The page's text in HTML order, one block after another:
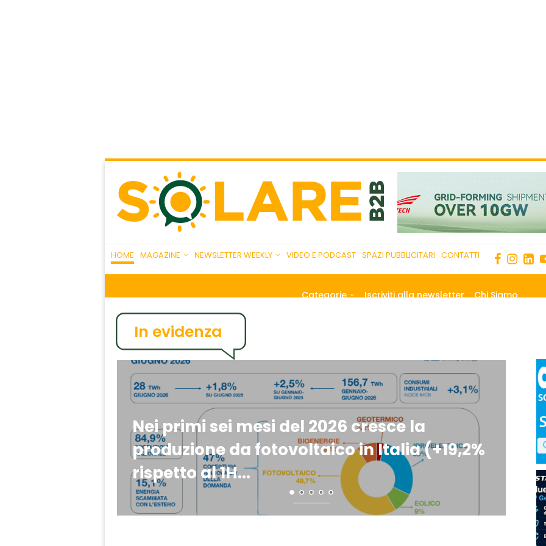
HOME MAGAZINE NEWSLETTER WEEKLY VIDEO E PODCAST SPAZI PUBBLICITARI CONTATTI
Categorie Iscriviti alla newsletter Chi Siamo
In evidenza
Nei primi sei mesi del 2026 cresce la
produzione da fotovoltaico in Italia (+19,2%
rispetto al 1H...
Fotovoltaico Italia, la
connessa nel 1H 2026
cala solo il...